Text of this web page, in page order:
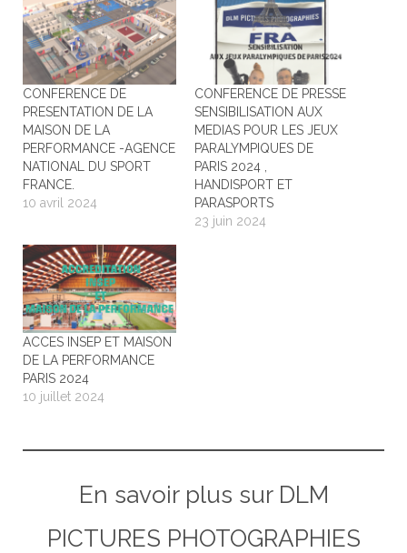
CONFERENCE DE
PRESENTATION DE LA
MAISON DE LA
PERFORMANCE -AGENCE
NATIONAL DU SPORT
FRANCE.
10 avril 2024
CONFERENCE DE PRESSE
SENSIBILISATION AUX
MEDIAS POUR LES JEUX
PARALYMPIQUES DE
PARIS 2024 ,
HANDISPORT ET
PARASPORTS
23 juin 2024
ACCES INSEP ET MAISON
DE LA PERFORMANCE
PARIS 2024
10 juillet 2024
En savoir plus sur DLM
PICTURES PHOTOGRAPHIES